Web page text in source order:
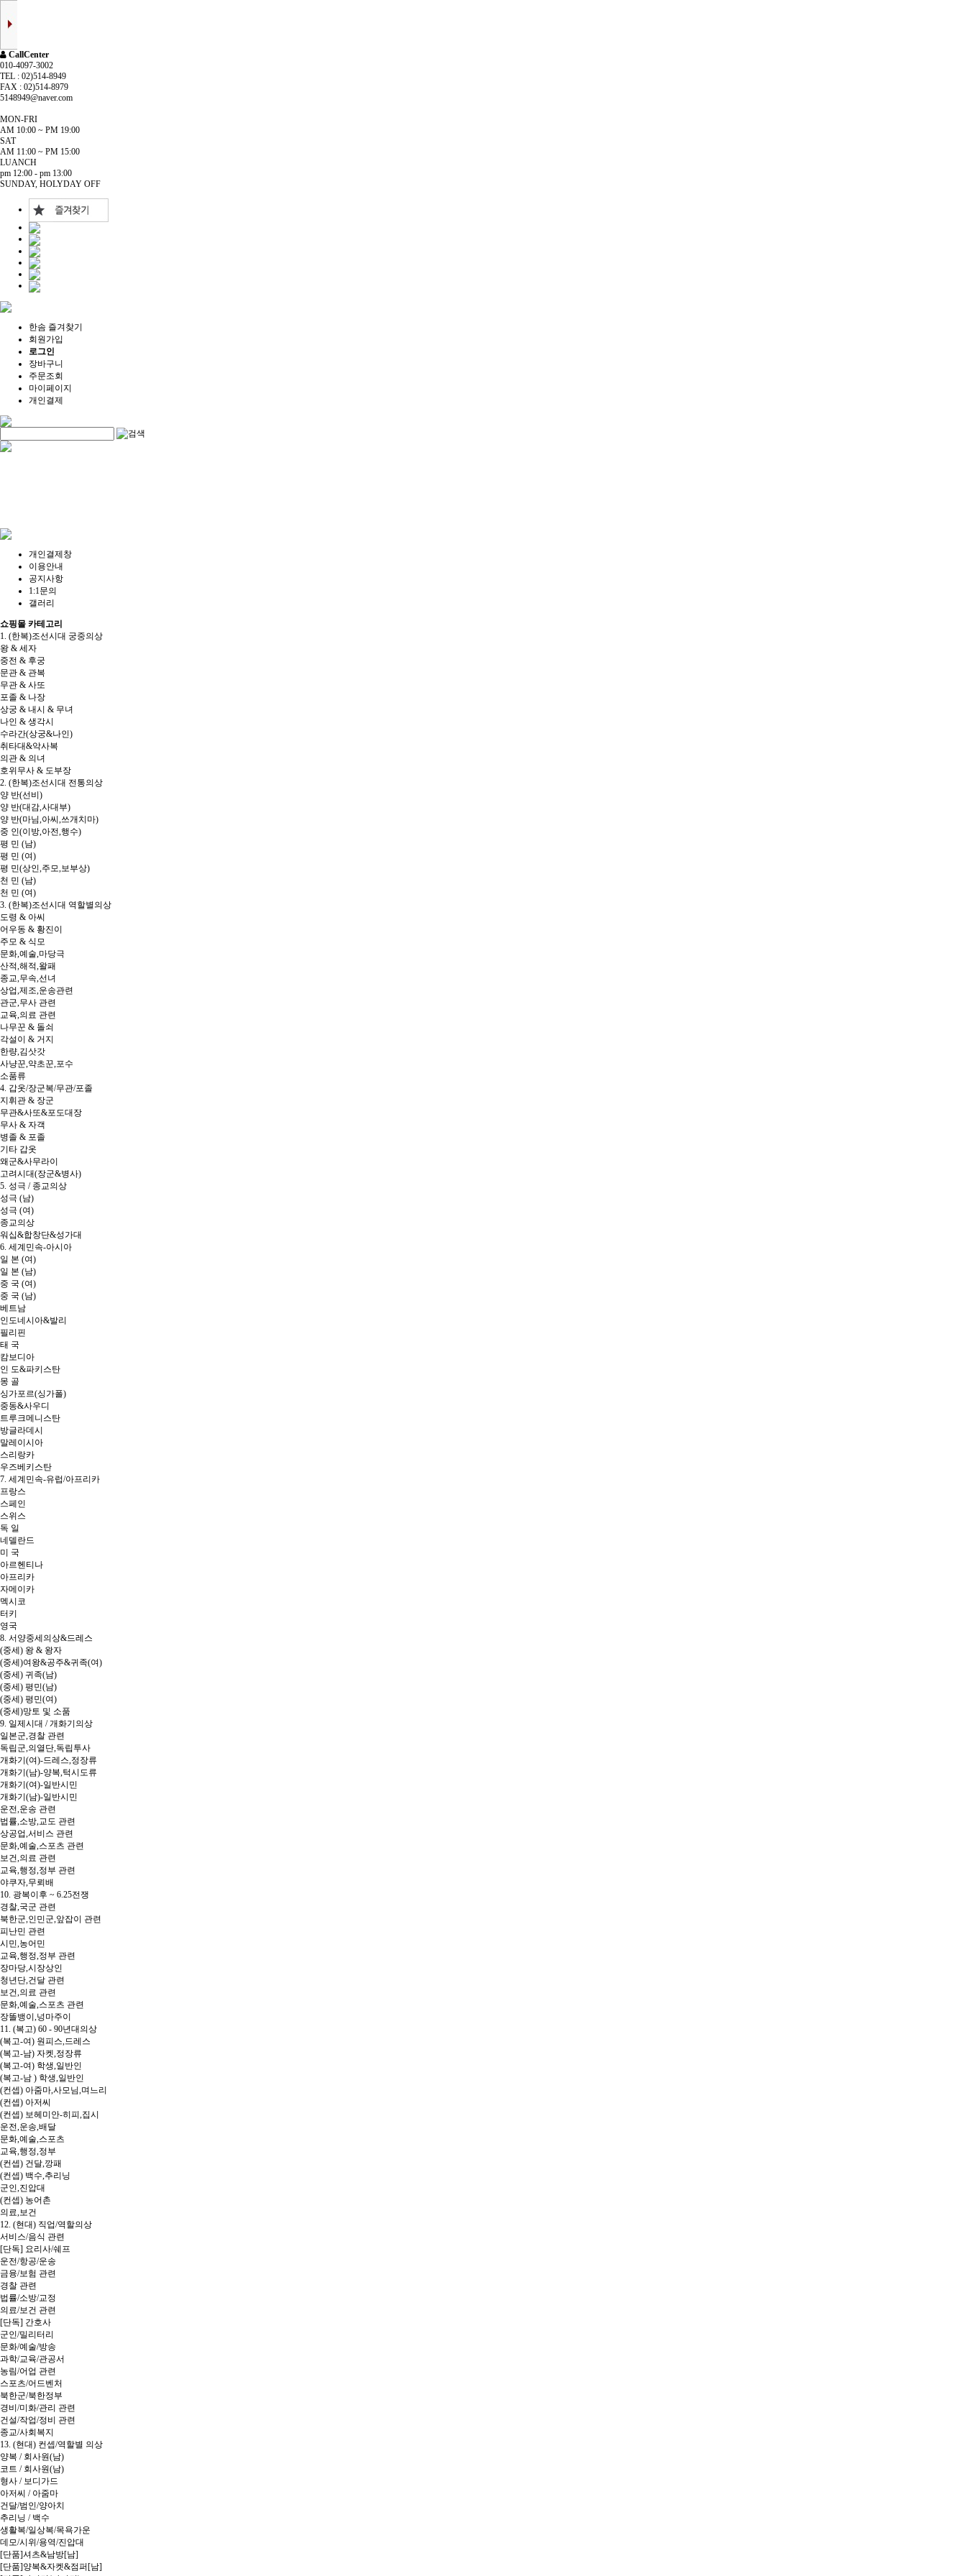
CallCenter
010-4097-3002
TEL : 02)514-8949
FAX : 02)514-8979
5148949@naver.com
MON-FRI
AM 10:00 ~ PM 19:00
SAT
AM 11:00 ~ PM 15:00
LUANCH
pm 12:00 - pm 13:00
SUNDAY, HOLYDAY OFF
한솜 즐겨찾기
회원가입
로그인
장바구니
주문조회
마이페이지
개인결제
개인결제창
이용안내
공지사항
1:1문의
갤러리
쇼핑몰 카테고리
1. (한복)조선시대 궁중의상
왕 & 세자
중전 & 후궁
문관 & 관복
무관 & 사또
포졸 & 나장
상궁 & 내시 & 무녀
나인 & 생각시
수라간(상궁&나인)
취타대&악사복
의관 & 의녀
호위무사 & 도부장
2. (한복)조선시대 전통의상
양 반(선비)
양 반(대감,사대부)
양 반(마님,아씨,쓰개치마)
중 인(이방,아전,행수)
평 민 (남)
평 민 (여)
평 민(상인,주모,보부상)
천 민 (남)
천 민 (여)
3. (한복)조선시대 역할별의상
도령 & 아씨
어우동 & 황진이
주모 & 식모
문화,예술,마당극
산적,해적,왈패
종교,무속,선녀
상업,제조,운송관련
관군,무사 관련
교육,의료 관련
나무꾼 & 돌쇠
각설이 & 거지
한량,김삿갓
사냥꾼,약초꾼,포수
소품류
4. 갑옷/장군복/무관/포졸
지휘관 & 장군
무관&사또&포도대장
무사 & 자객
병졸 & 포졸
기타 갑옷
왜군&사무라이
고려시대(장군&병사)
5. 성극 / 종교의상
성극 (남)
성극 (여)
종교의상
워십&합창단&성가대
6. 세계민속-아시아
일 본 (여)
일 본 (남)
중 국 (여)
중 국 (남)
베트남
인도네시아&발리
필리핀
태 국
캄보디아
인 도&파키스탄
몽 골
싱가포르(싱가폴)
중동&사우디
트루크메니스탄
방글라데시
말레이시아
스리랑카
우즈베키스탄
7. 세계민속-유럽/아프리카
프랑스
스페인
스위스
독 일
네델란드
미 국
아르헨티나
아프리카
자메이카
멕시코
터키
영국
8. 서양중세의상&드레스
(중세) 왕 & 왕자
(중세)여왕&공주&귀족(여)
(중세) 귀족(남)
(중세) 평민(남)
(중세) 평민(여)
(중세)망토 및 소품
9. 일제시대 / 개화기의상
일본군,경찰 관련
독립군,의열단,독립투사
개화기(여)-드레스,정장류
개화기(남)-양복,턱시도류
개화기(여)-일반시민
개화기(남)-일반시민
운전,운송 관련
법률,소방,교도 관련
상공업,서비스 관련
문화,예술,스포츠 관련
보건,의료 관련
교육,행정,정부 관련
야쿠자,무뢰배
10. 광복이후 ~ 6.25전쟁
경찰,국군 관련
북한군,인민군,앞잡이 관련
피난민 관련
시민,농어민
교육,행정,정부 관련
장마당,시장상인
청년단,건달 관련
보건,의료 관련
문화,예술,스포츠 관련
장똘뱅이,넝마주이
11. (복고) 60 - 90년대의상
(복고-여) 원피스,드레스
(복고-남) 자켓,정장류
(복고-여) 학생,일반인
(복고-남 ) 학생,일반인
(컨셉) 아줌마,사모님,며느리
(컨셉) 아저씨
(컨셉) 보헤미안-히피,집시
운전,운송,배달
문화,예술,스포츠
교육,행정,정부
(컨셉) 건달,깡패
(컨셉) 백수,추리닝
군인,진압대
(컨셉) 농어촌
의료,보건
12. (현대) 직업/역할의상
서비스/음식 관련
[단독] 요리사/쉐프
운전/항공/운송
금융/보험 관련
경찰 관련
법률/소방/교정
의료/보건 관련
[단독] 간호사
군인/밀리터리
문화/예술/방송
과학/교육/관공서
농림/어업 관련
스포츠/어드벤처
북한군/북한정부
경비/미화/관리 관련
건설/작업/정비 관련
종교/사회복지
13. (현대) 컨셉/역할별 의상
양복 / 회사원(남)
코트 / 회사원(남)
형사 / 보디가드
아저씨 / 아줌마
건달/범인/양아치
추리닝 / 백수
생활복/일상복/목욕가운
데모/시위/용역/진압대
[단품]셔츠&남방[남]
[단품]양복&자켓&점퍼[남]